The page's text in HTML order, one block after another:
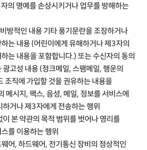
의 명예를 손상시키거나 업무를 방해하는
방적인 내용 기타 풍기문란을 조장하거나
는 내용 (어린이에게 유해하거나 제3자의
는 내용을 포함합니다.) 또는 수신자의 동의
광고성 내용 (정크메일, 스팸메일, 행운의
조직에 가입할 것을 권유하는 내용을
메시지, 팩스, 음성, 메일, 정보를 서비스에
하거나 제3자에게 전송하는 행위
이 본 약관의 목적 범위를 벗어나 영리를
를 이용하는 행위
어, 하드웨어, 전기통신 장비의 정상적인